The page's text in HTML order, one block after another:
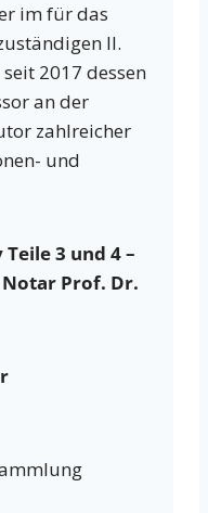
im für das
II.
2017 dessen
an der
zahlreicher
und
3 und 4 –
Prof. Dr.